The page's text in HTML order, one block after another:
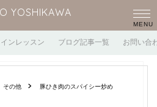
YOSHIKAWA
ンレッスン ブログ記事一覧 お問い合
その他 豚ひき肉のスパイシー炒め